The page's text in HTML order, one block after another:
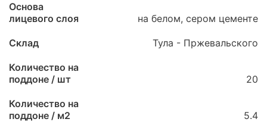
Основа
лицевого слоя
на белом, сером цементе
Склад Тула - Пржевальского
Количество на
поддоне / шт
20
Количество на
поддоне / м2
5.4